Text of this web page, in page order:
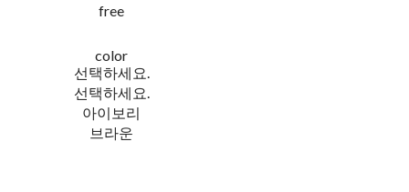
free
color
선택하세요.
선택하세요.
아이보리
브라운